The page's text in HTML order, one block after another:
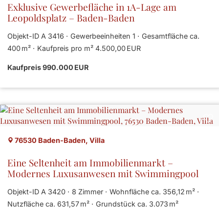
Exklusive Gewerbefläche in 1A-Lage am
Leopoldsplatz – Baden-Baden
Objekt-ID A 3416 Gewerbeeinheiten 1
Gesamtfläche ca.
400 m²
Kaufpreis pro m² 4.500,00 EUR
Kaufpreis 990.000 EUR
76530 Baden-Baden, Villa
Eine Seltenheit am Immobilienmarkt –
Modernes Luxusanwesen mit Swimmingpool
Objekt-ID A 3420 8 Zimmer
Wohnfläche ca. 356,12 m²
Nutzfläche ca. 631,57 m²
Grund­stück ca. 3.073 m²